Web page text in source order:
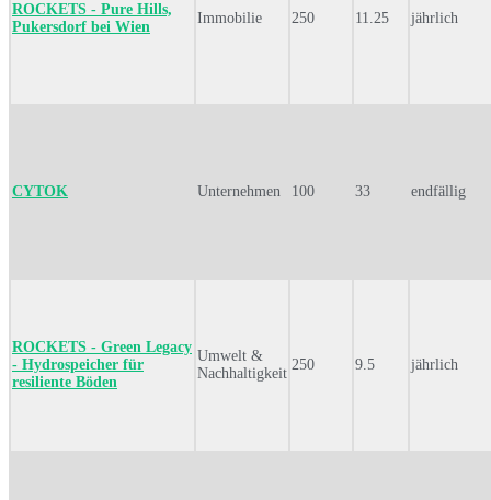
ROCKETS - Pure Hills,
Pukersdorf bei Wien
Immobilie 250 11.25 jährlich
CYTOK Unternehmen 100 33 endfällig
ROCKETS - Green Legacy
- Hydrospeicher für
resiliente Böden
Umwelt &
Nachhaltigkeit
250 9.5 jährlich